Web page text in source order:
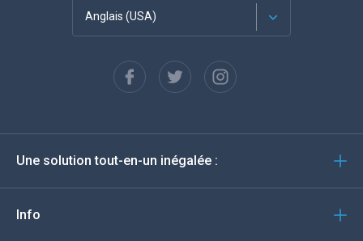
Anglais (USA)
Espagnol
Deutsch
Une solution tout-en-un inégalée :
Info